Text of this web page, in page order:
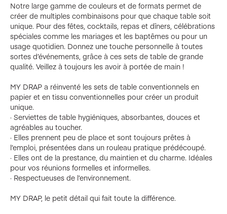
Notre large gamme de couleurs et de formats permet de
créer de multiples combinaisons pour que chaque table soit
unique. Pour des fêtes, cocktails, repas et dîners, célébrations
spéciales comme les mariages et les baptêmes ou pour un
usage quotidien. Donnez une touche personnelle à toutes
sortes d’événements, grâce à ces sets de table de grande
qualité. Veillez à toujours les avoir à portée de main !
MY DRAP a réinventé les sets de table conventionnels en
papier et en tissu conventionnelles pour créer un produit
unique.
· Serviettes de table hygiéniques, absorbantes, douces et
agréables au toucher.
· Elles prennent peu de place et sont toujours prêtes à
l’emploi, présentées dans un rouleau pratique prédécoupé.
· Elles ont de la prestance, du maintien et du charme. Idéales
pour vos réunions formelles et informelles.
· Respectueuses de l’environnement.
MY DRAP, le petit détail qui fait toute la différence.